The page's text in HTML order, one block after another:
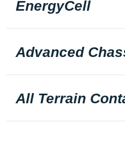
EnergyCell
Advanced
All Terrain